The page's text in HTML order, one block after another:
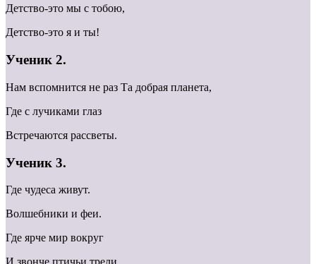
Детство-это мы с тобою,
Детство-это я и ты!
Ученик 2.
Нам вспомнится не раз Та добрая планета,
Где с лучиками глаз
Встречаются рассветы.
Ученик 3.
Где чудеса живут.
Волшебники и феи.
Где ярче мир вокруг